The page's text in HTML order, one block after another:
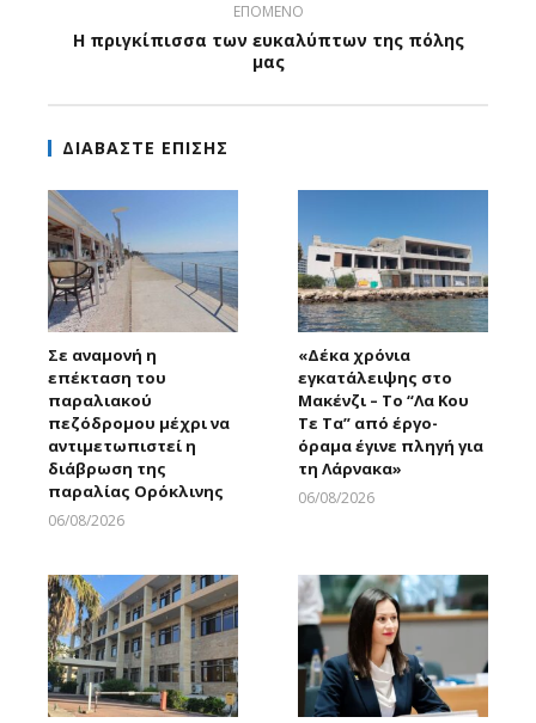
ΕΠΟΜΕΝΟ
Η πριγκίπισσα των ευκαλύπτων της πόλης
μας
ΔΙΑΒΑΣΤΕ ΕΠΙΣΗΣ
Σε αναμονή η
επέκταση του
παραλιακού
πεζόδρομου μέχρι να
αντιμετωπιστεί η
διάβρωση της
παραλίας Ορόκλινης
06/08/2026
«Δέκα χρόνια
εγκατάλειψης στο
Μακένζι – Το “Λα Κου
Τε Τα” από έργο-
όραμα έγινε πληγή για
τη Λάρνακα»
06/08/2026